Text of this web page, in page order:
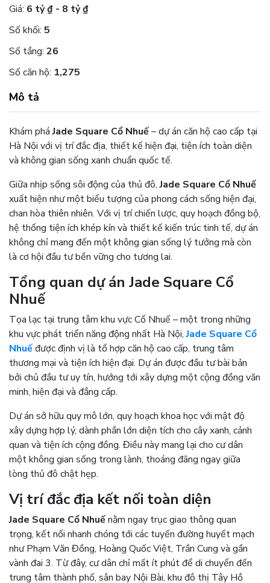
Giá: 6 tỷ ₫ - 8 tỷ ₫
Số khối: 5
Số tầng: 26
Số căn hộ: 1,275
Mô tả
Khám pháJade Square Cổ Nhuế– dự án căn hộ cao cấp tại
Hà Nội với vị trí đắc địa, thiết kế hiện đại, tiện ích toàn diện
và không gian sống xanh chuẩn quốc tế.
Giữa nhịp sống sôi động của thủ đô,Jade Square Cổ Nhuế
xuất hiện như một biểu tượng của phong cách sống hiện đại,
chan hòa thiên nhiên. Với vị trí chiến lược, quy hoạch đồng bộ,
hệ thống tiện ích khép kín và thiết kế kiến trúc tinh tế, dự án
không chỉ mang đến một không gian sống lý tưởng mà còn
là cơ hội đầu tư bền vững cho tương lai.
Tổng quan dự án Jade Square Cổ
Nhuế
Tọa lạc tại trung tâm khu vực Cổ Nhuế – một trong những
khu vực phát triển năng động nhất Hà Nội,Jade Square Cổ
Nhuếđược định vị là tổ hợp căn hộ cao cấp, trung tâm
thương mại và tiện ích hiện đại. Dự án được đầu tư bài bản
bởi chủ đầu tư uy tín, hướng tới xây dựng một cộng đồng văn
minh, hiện đại và đẳng cấp.
Dự án sở hữu quy mô lớn, quy hoạch khoa học với mật độ
xây dựng hợp lý, dành phần lớn diện tích cho cây xanh, cảnh
quan và tiện ích cộng đồng. Điều này mang lại cho cư dân
một không gian sống trong lành, thoáng đãng ngay giữa
lòng thủ đô chật hẹp.
Vị trí đắc địa kết nối toàn diện
Jade Square Cổ Nhuếnằm ngay trục giao thông quan
trọng, kết nối nhanh chóng tới các tuyến đường huyết mạch
như Phạm Văn Đồng, Hoàng Quốc Việt, Trần Cung và gần
vành đai 3. Từ đây, cư dân chỉ mất ít phút để di chuyển đến
trung tâm thành phố, sân bay Nội Bài, khu đô thị Tây Hồ